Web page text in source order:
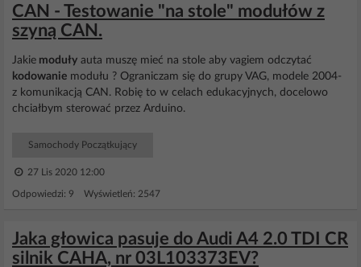
CAN - Testowanie "na stole" modułów z
szyną CAN.
Jakie moduły auta muszę mieć na stole aby vagiem odczytać
kodowanie modułu ? Ograniczam się do grupy VAG, modele 2004-
z komunikacją CAN. Robię to w celach edukacyjnych, docelowo
chciałbym sterować przez Arduino.
Samochody Początkujący
27 Lis 2020 12:00
Odpowiedzi: 9 Wyświetleń: 2547
Jaka głowica pasuje do Audi A4 2.0 TDI CR
silnik CAHA, nr 03L103373EV?